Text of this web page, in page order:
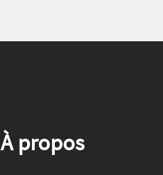
À propos